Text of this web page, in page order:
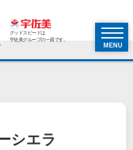
グッドスピードは
宇佐美グループの一員です。
MENU
シエラ